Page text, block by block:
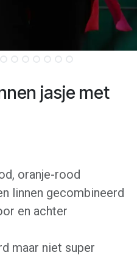
jasje met
oranje-rood
linnen gecombineerd
en achter
maar niet super